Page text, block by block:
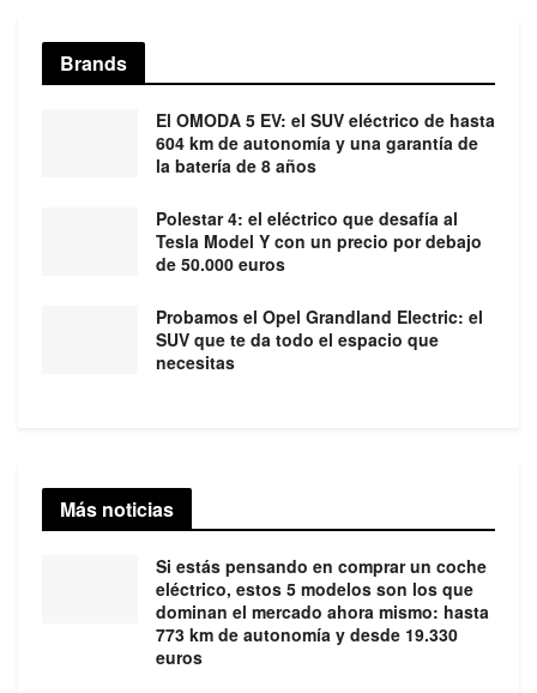
Brands
El OMODA 5 EV: el SUV eléctrico de hasta
604 km de autonomía y una garantía de
la batería de 8 años
Polestar 4: el eléctrico que desafía al
Tesla Model Y con un precio por debajo
de 50.000 euros
Probamos el Opel Grandland Electric: el
SUV que te da todo el espacio que
necesitas
Más noticias
Si estás pensando en comprar un coche
eléctrico, estos 5 modelos son los que
dominan el mercado ahora mismo: hasta
773 km de autonomía y desde 19.330
euros